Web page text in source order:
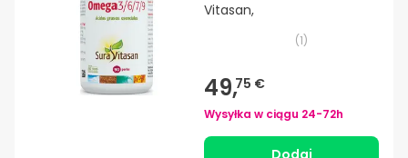
Vitasan,
(1)
49,75 €
Wysyłka w ciągu 24-72h
Dodaj